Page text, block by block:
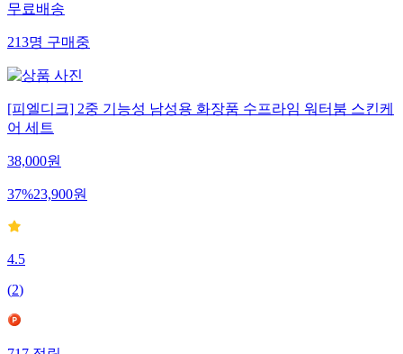
무료배송
213명구매중
[피엘디크] 2중 기능성 남성용 화장품 수프라임 워터붐 스킨케
어 세트
38,000원
37%23,900원
4.5
(2)